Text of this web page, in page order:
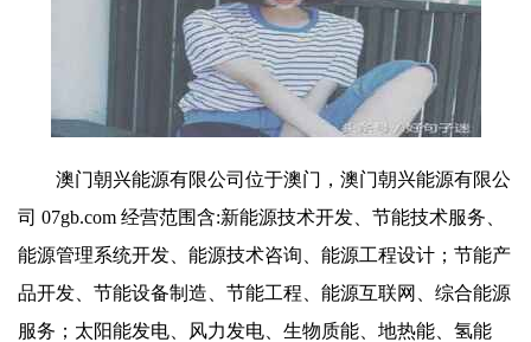
澳门朝兴能源有限公司位于澳门，澳门朝兴能源有限公
司 07gb.com 经营范围含:新能源技术开发、节能技术服务、
能源管理系统开发、能源技术咨询、能源工程设计；节能产
品开发、节能设备制造、节能工程、能源互联网、综合能源
服务；太阳能发电、风力发电、生物质能、地热能、氢能